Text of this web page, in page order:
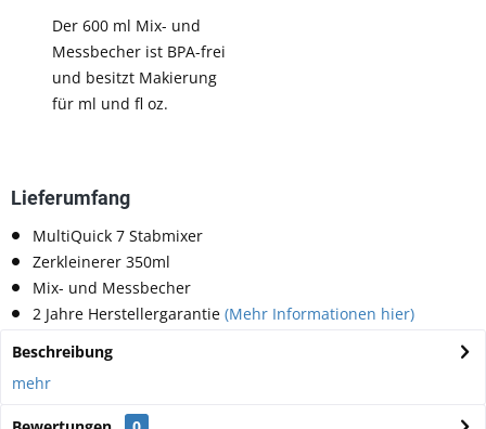
Der 600 ml Mix- und
Messbecher ist BPA-frei
und besitzt Makierung
für ml und fl oz.
Lieferumfang
MultiQuick 7 Stabmixer
Zerkleinerer 350ml
Mix- und Messbecher
2 Jahre Herstellergarantie (Mehr Informationen hier)
Beschreibung
mehr